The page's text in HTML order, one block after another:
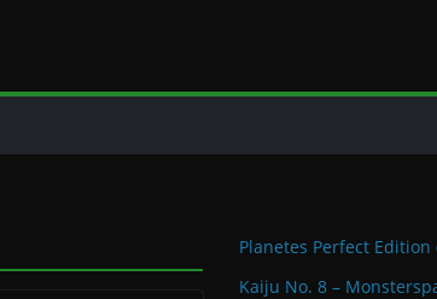
Planetes Perfect Edition
Kaiju No. 8 –